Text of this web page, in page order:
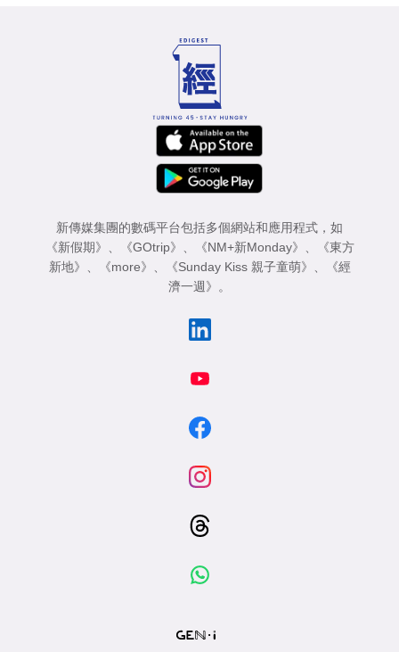
新傳媒集團的數碼平台包括多個網站和應用程式，如
《新假期》
《GOtrip》 《NM+新Monday》
《東方
新地》
《more》 《Sunday Kiss 親子童萌》
《經
濟一週》
。